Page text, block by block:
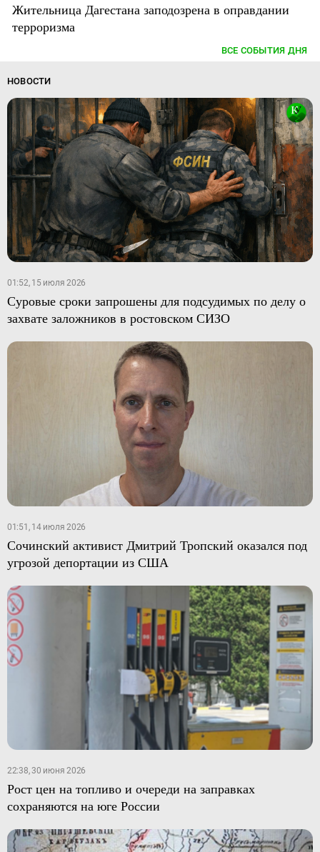
Жительница Дагестана заподозрена в оправдании
терроризма
ВСЕ СОБЫТИЯ ДНЯ
НОВОСТИ
01:52, 15 июля 2026
Суровые сроки запрошены для подсудимых по делу о
захвате заложников в ростовском СИЗО
01:51, 14 июля 2026
Сочинский активист Дмитрий Тропский оказался под
угрозой депортации из США
22:38, 30 июня 2026
Рост цен на топливо и очереди на заправках
сохраняются на юге России